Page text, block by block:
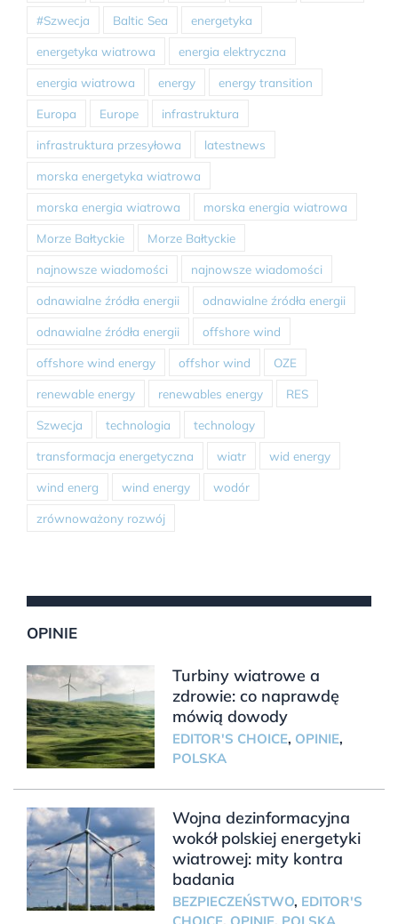
#Szwecja Baltic Sea energetyka
energetyka wiatrowa energia elektryczna
energia wiatrowa energy energy transition
Europa Europe infrastruktura
infrastruktura przesyłowa latestnews
morska energetyka wiatrowa
morska energia wiatrowa morska energia wiatrowa
Morze Bałtyckie Morze Bałtyckie
najnowsze wiadomości najnowsze wiadomości
odnawialne źródła energii odnawialne źródła energii
odnawialne źródła energii offshore wind
offshore wind energy offshor wind OZE
renewable energy renewables energy RES
Szwecja technologia technology
transformacja energetyczna wiatr wid energy
wind energ wind energy wodór
zrównoważony rozwój
OPINIE
Turbiny wiatrowe a
zdrowie: co naprawdę
mówią dowody
EDITOR'S CHOICE, OPINIE,
POLSKA
Wojna dezinformacyjna
wokół polskiej energetyki
wiatrowej: mity kontra
badania
BEZPIECZEŃSTWO, EDITOR'S